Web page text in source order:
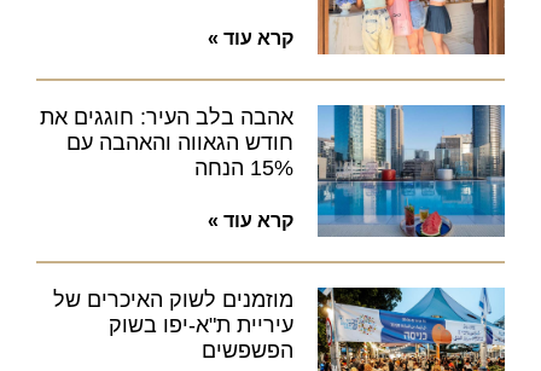
קרא עוד »
אהבה בלב העיר: חוגגים את
חודש הגאווה והאהבה עם
15% הנחה
קרא עוד »
מוזמנים לשוק האיכרים של
עיריית ת"א-יפו בשוק
הפשפשים